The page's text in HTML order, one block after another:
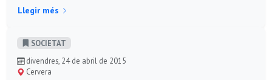
Llegir més
SOCIETAT
divendres, 24 de abril de 2015
Cervera